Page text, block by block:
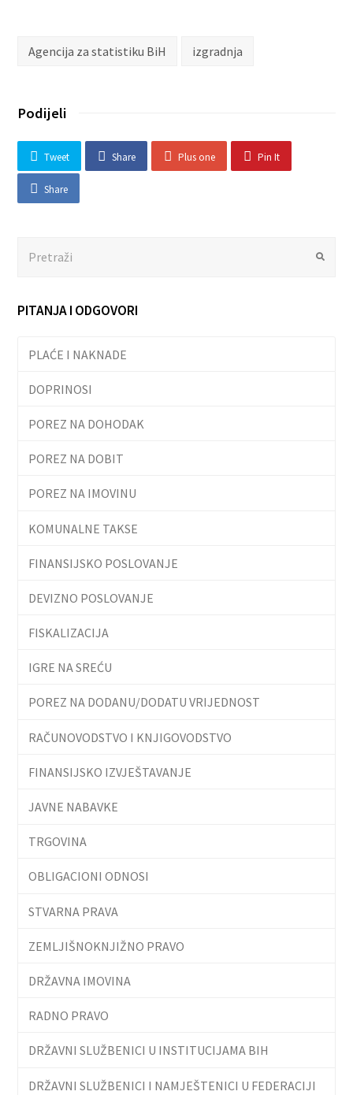
Agencija za statistiku BiH izgradnja
Podijeli
Tweet Share Plus one Pin It
Share
Submit
PITANJA I ODGOVORI
PLAĆE I NAKNADE
DOPRINOSI
POREZ NA DOHODAK
POREZ NA DOBIT
POREZ NA IMOVINU
KOMUNALNE TAKSE
FINANSIJSKO POSLOVANJE
DEVIZNO POSLOVANJE
FISKALIZACIJA
IGRE NA SREĆU
POREZ NA DODANU/DODATU VRIJEDNOST
RAČUNOVODSTVO I KNJIGOVODSTVO
FINANSIJSKO IZVJEŠTAVANJE
JAVNE NABAVKE
TRGOVINA
OBLIGACIONI ODNOSI
STVARNA PRAVA
ZEMLJIŠNOKNJIŽNO PRAVO
DRŽAVNA IMOVINA
RADNO PRAVO
DRŽAVNI SLUŽBENICI U INSTITUCIJAMA BIH
DRŽAVNI SLUŽBENICI I NAMJEŠTENICI U FEDERACIJI